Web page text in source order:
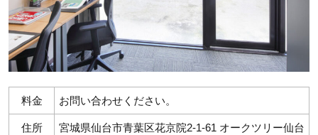
料金 お問い合わせください。
住所
宮城県仙台市青葉区花京院2-1-61 オークツリー仙台